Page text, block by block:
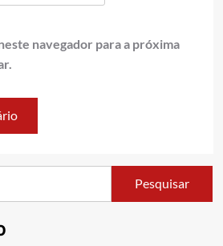
navegador para a próxima